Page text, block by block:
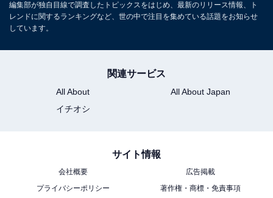
編集部が独自目線で調査したトピックスをはじめ、最新のリリース情報、ト
レンドに関するランキングなど、世の中で注目を集めている話題をお知らせ
しています。
関連サービス
All About
All About Japan
イチオシ
サイト情報
会社概要
広告掲載
プライバシーポリシー
著作権・商標・免責事項